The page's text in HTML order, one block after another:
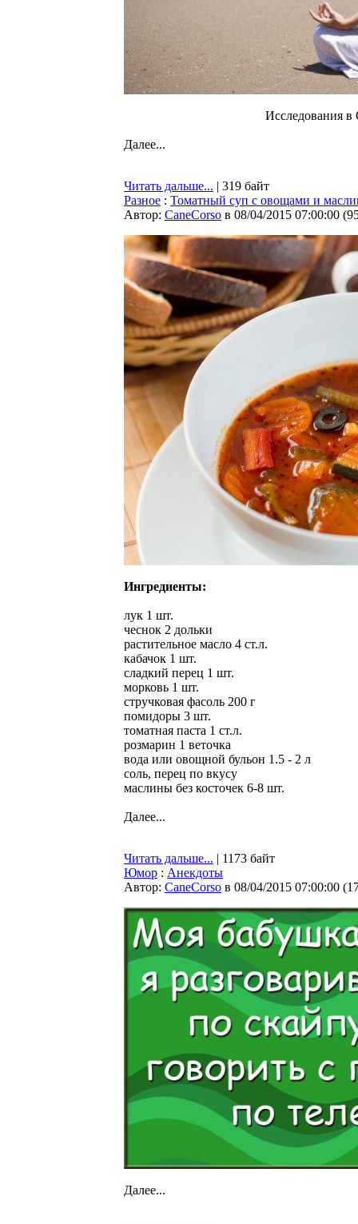
Исследования в
Далее...
Читать дальше... | 319 байт
Разное : Томатный суп с овощами и
Автор: CaneCorso в 08/04/2015 07:00:00 (
Ингредиенты:
лук 1 шт.
чеснок 2 дольки
растительное масло 4 ст.л.
кабачок 1 шт.
сладкий перец 1 шт.
морковь 1 шт.
стручковая фасоль 200 г
помидоры 3 шт.
томатная паста 1 ст.л.
розмарин 1 веточка
вода или овощной бульон 1.5 - 2 л
соль, перец по вкусу
маслины без косточек 6-8 шт.
Далее...
Читать дальше... | 1173 байт
Юмор : Анекдоты
Автор: CaneCorso в 08/04/2015 07:00:00 (
Далее...